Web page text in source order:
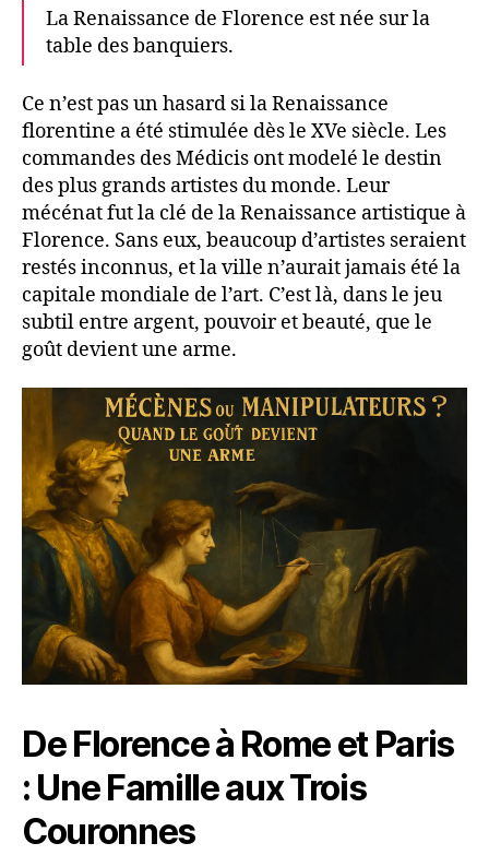
La Renaissance de Florence est née sur la
table des banquiers.
Ce n’est pas un hasard si la Renaissance
florentine a été stimulée dès le XVe siècle. Les
commandes des Médicis ont modelé le destin
des plus grands artistes du monde. Leur
mécénat fut la clé de la Renaissance artistique à
Florence. Sans eux, beaucoup d’artistes seraient
restés inconnus, et la ville n’aurait jamais été la
capitale mondiale de l’art. C’est là, dans le jeu
subtil entre argent, pouvoir et beauté, que le
goût devient une arme.
De Florence à Rome et Paris
: Une Famille aux Trois
Couronnes